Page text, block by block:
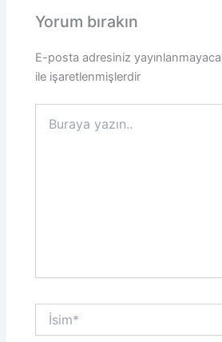
Yorum bırakın
E-posta adresiniz
ile işaretlenmişlerdir
yazın..
İsim*